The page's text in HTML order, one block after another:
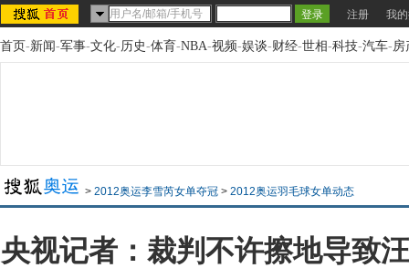
注册 我
首页-新闻-军事-文化-历史-体育-NBA-视频-娱谈-财经-世相-科技-汽车-房
> 2012奥运李雪芮女单夺冠 > 2012奥运羽毛球女单动态
央视记者：裁判不许擦地导致